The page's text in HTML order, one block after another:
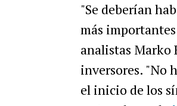
"Se deberían
más
analistas Marko
inversores. "No
el inicio de los